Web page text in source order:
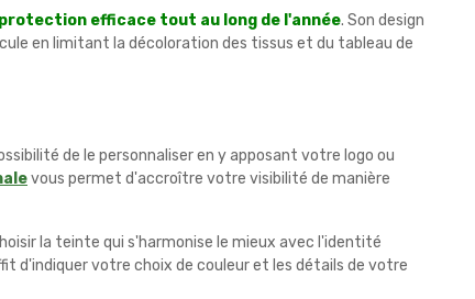
protection efficace tout au long de l'année. Son design
en limitant la décoloration des tissus et du tableau de
de le personnaliser en y apposant votre logo ou
vous permet d'accroître votre visibilité de manière
la teinte qui s'harmonise le mieux avec l'identité
d'indiquer votre choix de couleur et les détails de votre